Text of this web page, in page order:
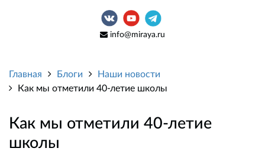
info@miraya.ru
Главная Блоги
Наши новости
Как мы отметили 40-летие школы
Как мы отметили 40-летие
школы